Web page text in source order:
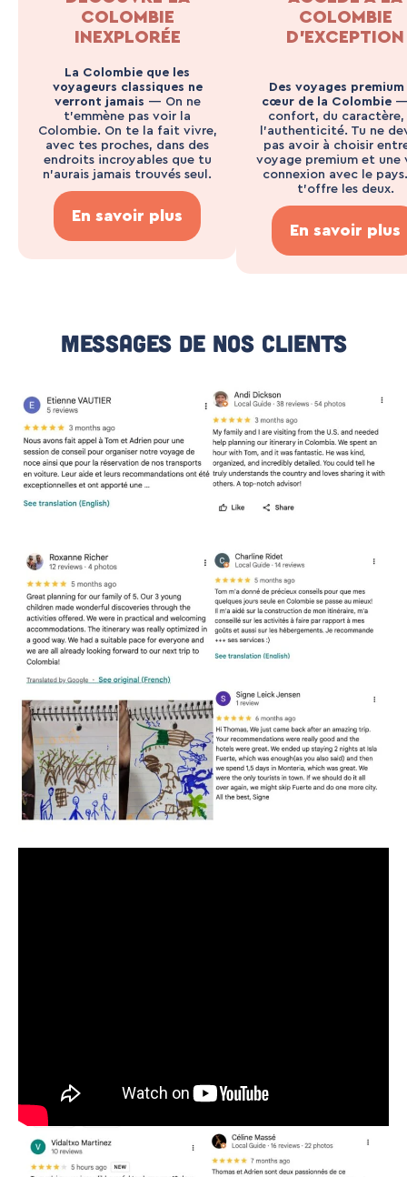
COLOMBIE
INEXPLORÉE
La Colombie que les
voyageurs classiques ne
verront jamais — On ne
t’emmène pas voir la
Colombie. On te la fait vivre,
avec tes proches, dans des
endroits incroyables que tu
n’aurais jamais trouvés seul.
En savoir plus
COLOMBIE
D’EXCEPTION
Des voyages premium
cœur de la Colombie —
confort, du caractère,
l’authenticité. Tu ne
pas avoir à choisir
voyage premium et une
connexion avec le
t’offre les deux.
En savoir plus
Messages De Nos Clients